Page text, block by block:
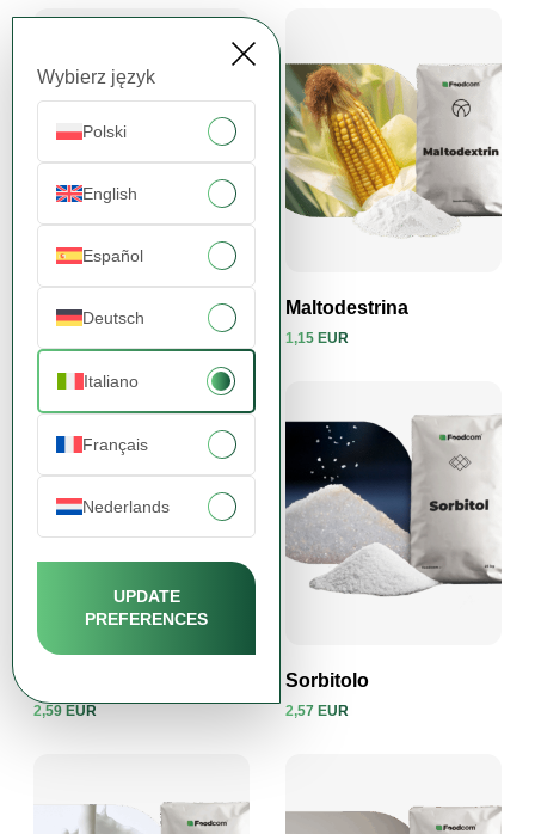
Wybierz język
Polski
English
Español
Deutsch
Italiano
Français
Nederlands
UPDATE
PREFERENCES
Visualizza prodotto
Sucralosio Maltodestrina
1,15 EUR
2,59 EUR
Sorbitolo
2,57 EUR